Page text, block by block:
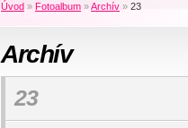
Úvod » Fotoalbum »Archív » 23
Archív
23